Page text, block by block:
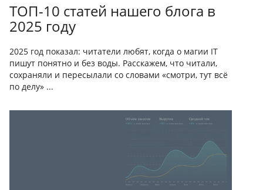
ТОП-10 статей нашего блога в
2025 году
2025 год показал: читатели любят, когда о магии IT
пишут понятно и без воды. Расскажем, что читали,
сохраняли и пересылали со словами «смотри, тут всё
по делу» ...